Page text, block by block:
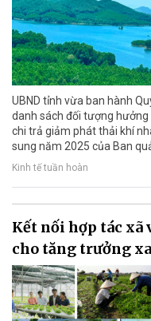
UBND tỉnh vừa ban hành
danh sách đối tượng
chi trả giảm phát thải khí
sung năm 2025 của Ban
Kinh tế tuần hoàn
Kết nối hợp tác
cho tăng trưởng